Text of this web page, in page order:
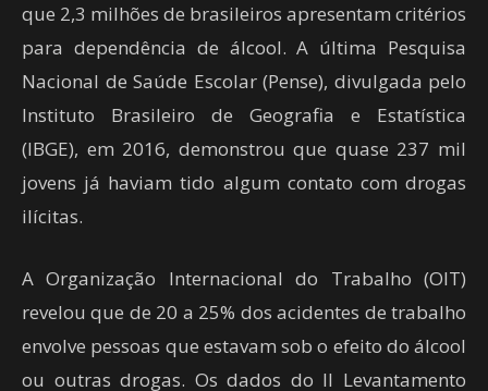
que 2,3 milhões de brasileiros apresentam critérios
para dependência de álcool. A última Pesquisa
Nacional de Saúde Escolar (Pense), divulgada pelo
Instituto Brasileiro de Geografia e Estatística
(IBGE), em 2016, demonstrou que quase 237 mil
jovens já haviam tido algum contato com drogas
ilícitas.
A Organização Internacional do Trabalho (OIT)
revelou que de 20 a 25% dos acidentes de trabalho
envolve pessoas que estavam sob o efeito do álcool
ou outras drogas. Os dados do II Levantamento